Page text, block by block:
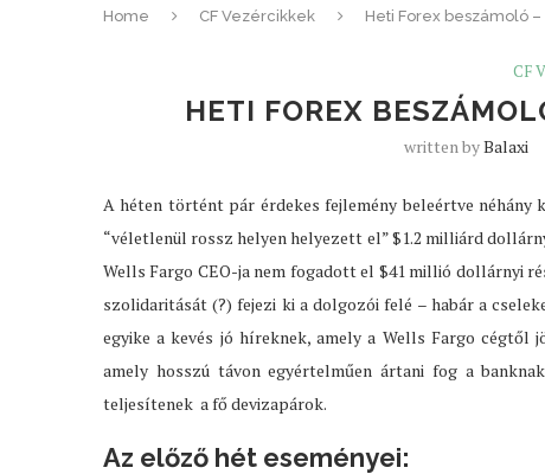
Home CF Vezércikkek Heti Forex beszámoló –
CF
HETI FOREX
written byBalaxi
A héten történt pár érdekes fejlemény beleértve néhány
“véletlenül rossz helyen helyezett el” $1.2 milliárd
Wells Fargo CEO-ja nem fogadott el $41 millió dollárnyi
szolidaritását (?) fejezi ki a dolgozói felé – habár a
egyike a kevés jó híreknek, amely a Wells Fargo cégtől
amely hosszú távon egyértelműen ártani fog a
teljesítenek a fő devizapárok.
Az előző hét eseményei: